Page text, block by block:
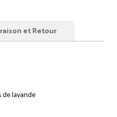
et Retour
de lavande